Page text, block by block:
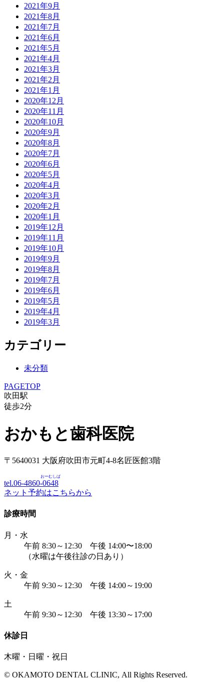
2021年9月
2021年8月
2021年7月
2021年6月
2021年5月
2021年4月
2021年3月
2021年2月
2021年1月
2020年12月
2020年11月
2020年10月
2020年9月
2020年8月
2020年7月
2020年6月
2020年5月
2020年4月
2020年3月
2020年2月
2020年1月
2019年12月
2019年11月
2019年10月
2019年9月
2019年8月
2019年7月
2019年6月
2019年5月
2019年4月
2019年3月
カテゴリー
未分類
PAGETOP
吹田駅
徒歩2分
おかもと歯科医院
〒5640031 大阪府吹田市元町4-8名匠医館3階
tel.06-4860-0648
おーむしば
ネット予約はこちらから
診療時間
月・水
午前 8:30～12:30 午後 14:00〜18:00
（水曜は午後往診の日あり）
火・金
午前 9:30～12:30 午後 14:00～19:00
土
午前 9:30～12:30 午後 13:30～17:00
休診日
木曜・日曜・祝日
© OKAMOTO DENTAL CLINIC, All Rights Reserved.